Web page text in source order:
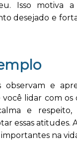
Isso motiva
desejado e
observam e
lidar com os
e respeito,
essas atitudes.
na